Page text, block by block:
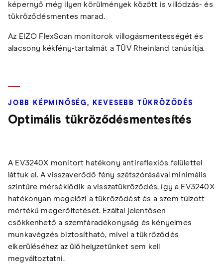
képernyő még ilyen körülmények között is villódzás- és
tükröződésmentes marad.
Az EIZO FlexScan monitorok villogásmentességét és
alacsony kékfény-tartalmát a TÜV Rheinland tanúsítja.
JOBB KÉPMINŐSÉG, KEVESEBB TÜKRÖZŐDÉS
Optimális tükröződésmentesítés
A EV3240X monitort hatékony antireflexiós felülettel
láttuk el. A visszaverődő fény szétszórásával minimális
szintűre mérséklődik a visszatükröződés, így a EV3240X
hatékonyan megelőzi a tükröződést és a szem túlzott
mértékű megerőltetését. Ezáltal jelentősen
csökkenhető a szemfáradékonyság és kényelmes
munkavégzés biztosítható, mivel a tükröződés
elkerüléséhez az ülőhelyzetünket sem kell
megváltoztatni.